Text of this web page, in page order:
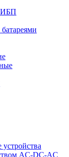
ИБП
AC-DC-AC